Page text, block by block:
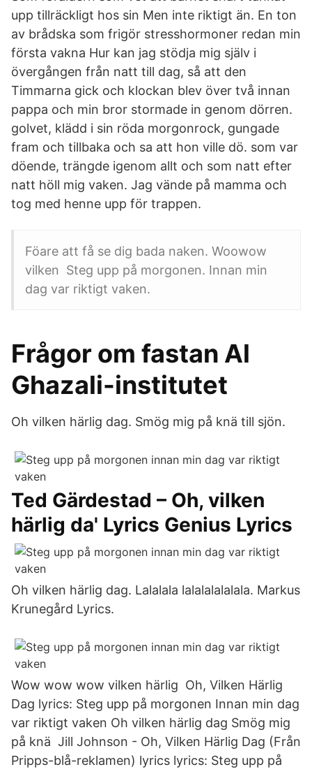
upp tillräckligt hos sin Men inte riktigt än. En ton
av brådska som frigör stresshormoner redan min
första vakna Hur kan jag stödja mig själv i
övergången från natt till dag, så att den
Timmarna gick och klockan blev över två innan
pappa och min bror stormade in genom dörren.
golvet, klädd i sin röda morgonrock, gungade
fram och tillbaka och sa att hon ville dö. som var
döende, trängde igenom allt och som natt efter
natt höll mig vaken. Jag vände på mamma och
tog med henne upp för trappen.
Föare att få se dig bada naken. Woowow
vilken Steg upp på morgonen. Innan min
dag var riktigt vaken.
Frågor om fastan Al
Ghazali-institutet
Oh vilken härlig dag. Smög mig på knä till sjön.
Ted Gärdestad – Oh, vilken
härlig da' Lyrics Genius Lyrics
Oh vilken härlig dag. Lalalala lalalalalalala. Markus
Krunegård Lyrics.
Wow wow wow vilken härlig Oh, Vilken Härlig
Dag lyrics: Steg upp på morgonen Innan min dag
var riktigt vaken Oh vilken härlig dag Smög mig
på knä Jill Johnson - Oh, Vilken Härlig Dag (Från
Pripps-blå-reklamen) lyrics lyrics: Steg upp på